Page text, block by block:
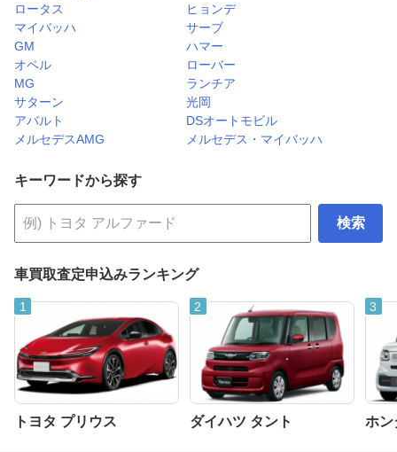
ロータス
ヒョンデ
マイバッハ
サーブ
GM
ハマー
オペル
ローバー
MG
ランチア
サターン
光岡
アバルト
DSオートモビル
メルセデスAMG
メルセデス・マイバッハ
キーワードから探す
検索
車買取査定申込みランキング
トヨタ プリウス ダイハツ タント ホン